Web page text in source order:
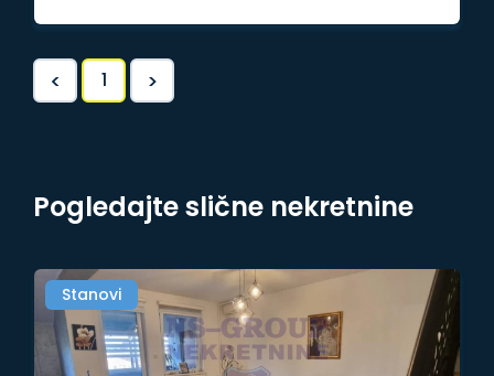
< 1 >
Pogledajte slične nekretnine
Stanovi